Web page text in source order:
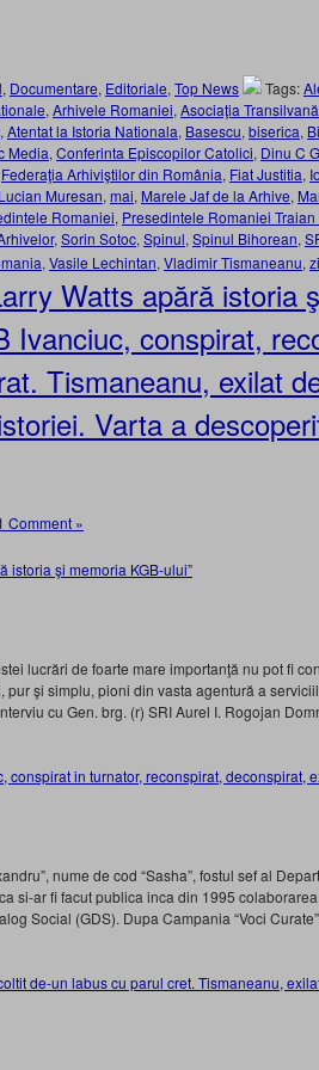
, Documentare, Editoriale, Top News Tags:
, Arhivele Romaniei, Asociaţia
, Atentat la Istoria Nationala, Basescu, biserica,
Media, Conferinta Episcopilor Catolici, Dinu C
Federaţia Arhiviştilor din România, Fiat Justitia,
Lucian Muresan, mai, Marele Jaf de la Arhive,
Romaniei, Presedintele Romaniei
, Sorin Sotoc, Spinul, Spinul Bihorean,
, Vasile Lechintan, Vladimir Tismaneanu,
Watts apără istoria
Ivanciuc, conspirat,
Tismaneanu, exilat
Varta a
Comment »
istoria şi memoria KGB-ului”
lucrări de foarte mare importanţă nu pot fi
pur şi simplu, pioni din vasta agentură a
cu Gen. brg. (r) SRI Aurel I. Rogojan
conspirat in turnator, reconspirat, deconspirat,
nume de cod “Sasha”, fostul sef al
si-ar fi facut publica inca din 1995
Social (GDS). Dupa Campania “Voci
de-un labus cu parul cret. Tismaneanu,